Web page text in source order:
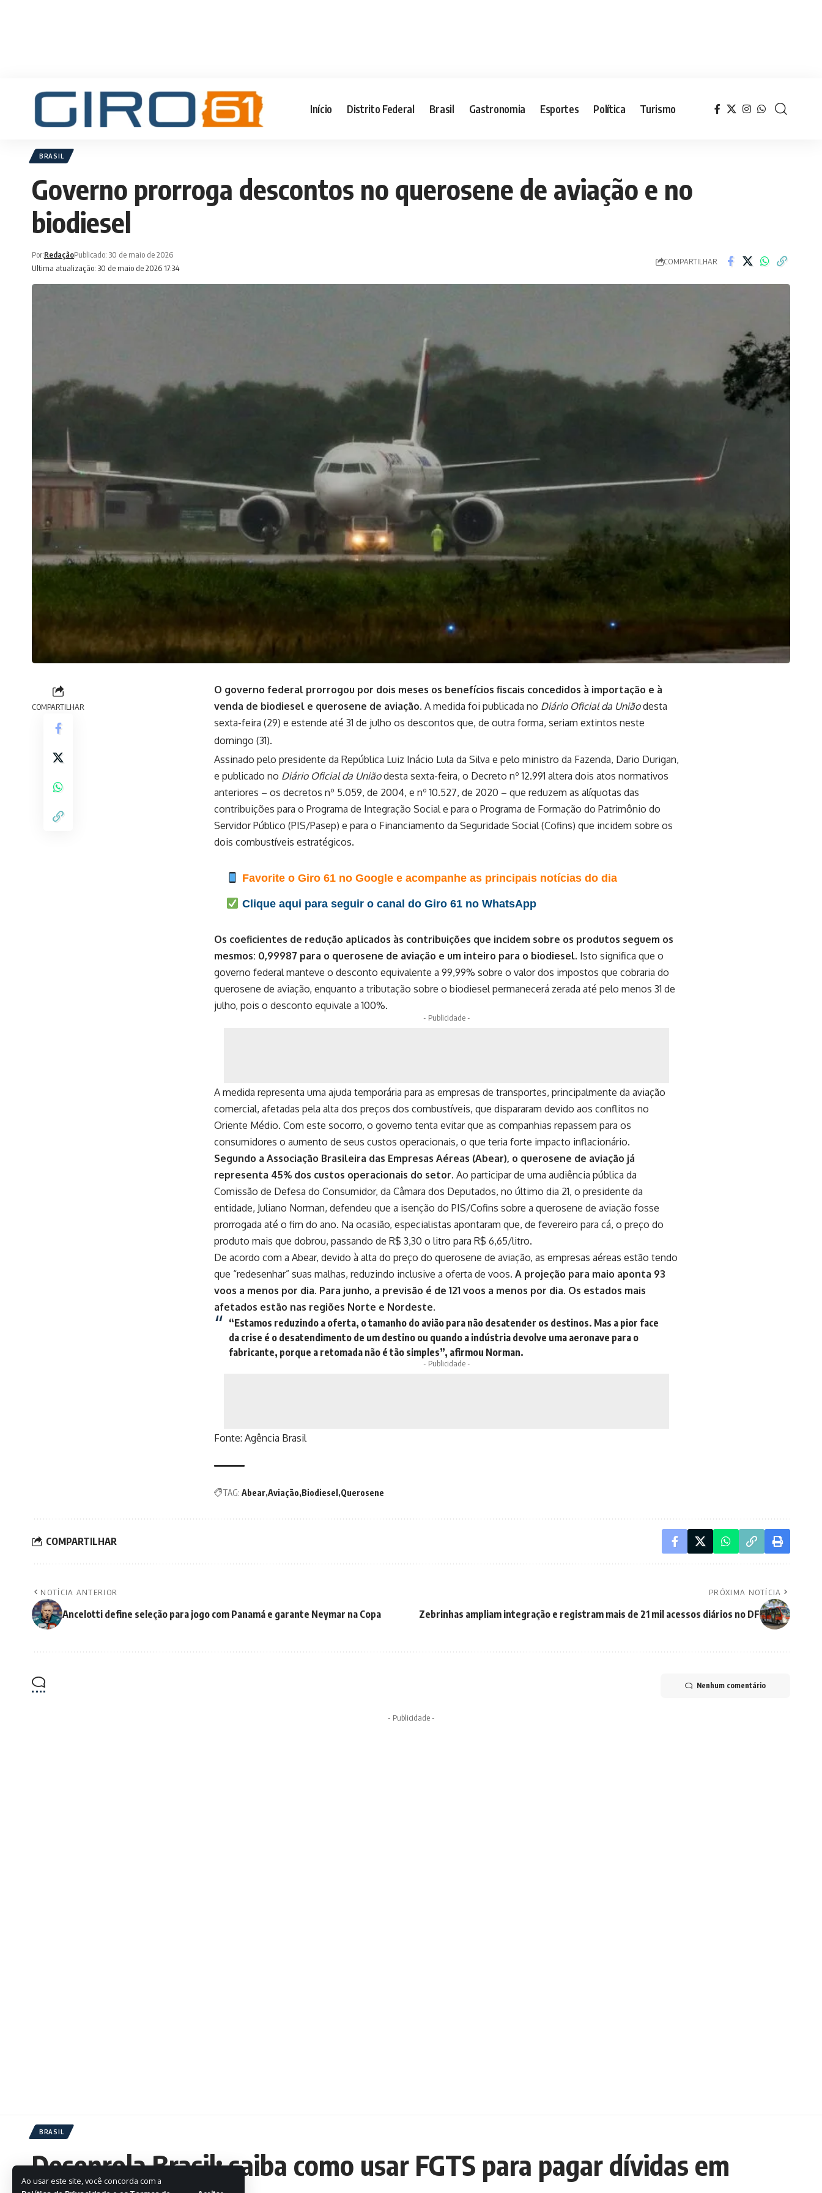
Ao usar este site, você concorda com a
Início Distrito Federal Brasil Gastronomia Esportes Política Turismo
BRASIL
Governo prorroga descontos no querosene de aviação e no
biodiesel
Ultima atualização: 30 de maio de 2026 17:34
Por:RedaçãoPublicado: 30 de maio de 2026
COMPARTILHAR
COMPARTILHAR
O governo federal prorrogou por dois meses os benefícios fiscais concedidos à importação e à
venda de biodiesel e querosene de aviação. A medida foi publicada no Diário Oficial da União desta
sexta-feira (29) e estende até 31 de julho os descontos que, de outra forma, seriam extintos neste
domingo (31).
Assinado pelo presidente da República Luiz Inácio Lula da Silva e pelo ministro da Fazenda, Dario Durigan,
e publicado no Diário Oficial da Uniãodesta sexta-feira, o Decreto nº 12.991 altera dois atos normativos
anteriores – os decretos nº 5.059, de 2004, e nº 10.527, de 2020 – que reduzem as alíquotas das
contribuições para o Programa de Integração Social e para o Programa de Formação do Patrimônio do
Servidor Público (PIS/Pasep) e para o Financiamento da Seguridade Social (Cofins) que incidem sobre os
dois combustíveis estratégicos.
Favorite o Giro 61 no Google e acompanhe as principais notícias do dia
Clique aqui para seguir o canal do Giro 61 no WhatsApp
Os coeficientes de redução aplicados às contribuições que incidem sobre os produtos seguem os
mesmos: 0,99987 para o querosene de aviação e um inteiro para o biodiesel. Isto significa que o
governo federal manteve o desconto equivalente a 99,99% sobre o valor dos impostos que cobraria do
querosene de aviação, enquanto a tributação sobre o biodiesel permanecerá zerada até pelo menos 31 de
julho, pois o desconto equivale a 100%.
- Publicidade -
A medida representa uma ajuda temporária para as empresas de transportes, principalmente da aviação
comercial, afetadas pela alta dos preços dos combustíveis, que dispararam devido aos conflitos no
Oriente Médio. Com este socorro, o governo tenta evitar que as companhias repassem para os
consumidores o aumento de seus custos operacionais, o que teria forte impacto inflacionário.
Segundo a Associação Brasileira das Empresas Aéreas (Abear), o querosene de aviação já
representa 45% dos custos operacionais do setor. Ao participar de uma audiência pública da
Comissão de Defesa do Consumidor, da Câmara dos Deputados, no último dia 21, o presidente da
entidade, Juliano Norman, defendeu que a isenção do PIS/Cofins sobre a querosene de aviação fosse
prorrogada até o fim do ano. Na ocasião, especialistas apontaram que, de fevereiro para cá, o preço do
produto mais que dobrou, passando de R$ 3,30 o litro para R$ 6,65/litro.
De acordo com a Abear, devido à alta do preço do querosene de aviação, as empresas aéreas estão tendo
que “redesenhar” suas malhas, reduzindo inclusive a oferta de voos. A projeção para maio aponta 93
voos a menos por dia. Para junho, a previsão é de 121 voos a menos por dia. Os estados mais
afetados estão nas regiões Norte e Nordeste.
“Estamos reduzindo a oferta, o tamanho do avião para não desatender os destinos. Mas a pior face
da crise é o desatendimento de um destino ou quando a indústria devolve uma aeronave para o
fabricante, porque a retomada não é tão simples”, afirmou Norman.
- Publicidade -
Fonte: Agência Brasil
TAG: Abear Aviação Biodiesel Querosene
COMPARTILHAR
NOTÍCIA ANTERIOR
Ancelotti define seleção para jogo com Panamá e garante Neymar na Copa
PRÓXIMA NOTÍCIA
Zebrinhas ampliam integração e registram mais de 21 mil acessos diários no DF
Nenhum comentário
- Publicidade -
BRASIL
Desenrola Brasil: saiba como usar FGTS para pagar dívidas em